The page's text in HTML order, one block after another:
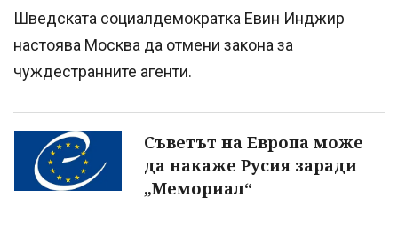
Шведската социалдемократка Евин Инджир
настоява Москва да отмени закона за
чуждестранните агенти.
Съветът на Европа може
да накаже Русия заради
„Мемориал“